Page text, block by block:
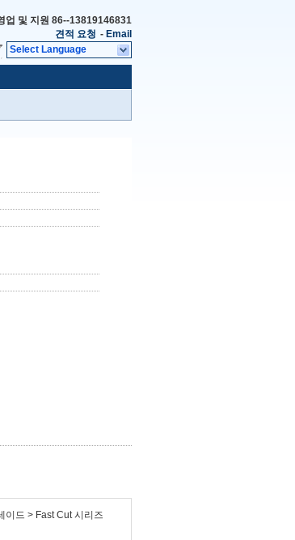
업 및 지원 86--13819146831
견적 요청 - Email
Select Language
이드 > Fast Cut 시리즈